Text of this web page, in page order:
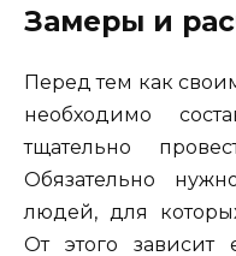
Замеры и
Перед тем как
необходимо
тщательно
Обязательно
людей, для
От этого